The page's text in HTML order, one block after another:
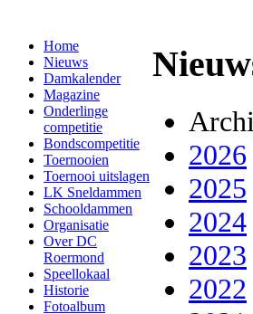
Home
Nieuws
Damkalender
Magazine
Onderlinge
competitie
Bondscompetitie
Toernooien
Toernooi uitslagen
LK Sneldammen
Schooldammen
Organisatie
Over DC
Roermond
Speellokaal
Historie
Fotoalbum
2026
2025
2024
2023
2022